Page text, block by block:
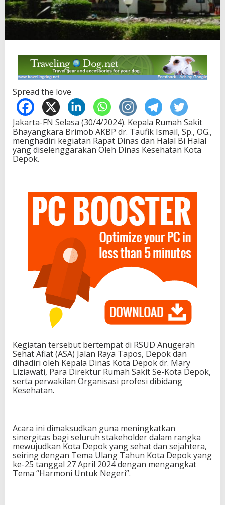
Spread the love
Jakarta-FN Selasa (30/4/2024). Kepala Rumah Sakit
Bhayangkara Brimob AKBP dr. Taufik Ismail, Sp., OG.,
menghadiri kegiatan Rapat Dinas dan Halal Bi Halal
yang diselenggarakan Oleh Dinas Kesehatan Kota
Depok.
Kegiatan tersebut bertempat di RSUD Anugerah
Sehat Afiat (ASA) Jalan Raya Tapos, Depok dan
dihadiri oleh Kepala Dinas Kota Depok dr. Mary
Liziawati, Para Direktur Rumah Sakit Se-Kota Depok,
serta perwakilan Organisasi profesi dibidang
Kesehatan.
Acara ini dimaksudkan guna meningkatkan
sinergitas bagi seluruh stakeholder dalam rangka
mewujudkan Kota Depok yang sehat dan sejahtera,
seiring dengan Tema Ulang Tahun Kota Depok yang
ke-25 tanggal 27 April 2024 dengan mengangkat
Tema “Harmoni Untuk Negeri”.